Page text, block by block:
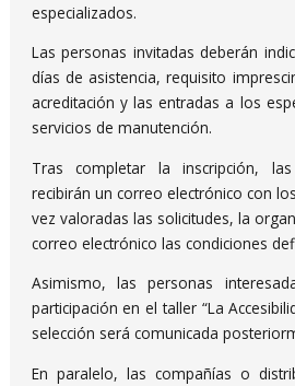
especializados.
Las personas invitadas deberán
días de asistencia, requisito
acreditación y las entradas a los
servicios de manutención.
Tras completar la inscripción,
recibirán un correo electrónico con
vez valoradas las solicitudes, la
correo electrónico las condiciones
Asimismo, las personas
participación en el taller “La
selección será comunicada
En paralelo, las compañías o